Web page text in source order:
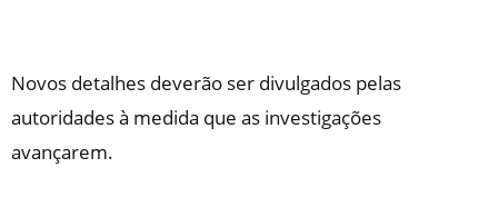
Novos detalhes deverão ser divulgados pelas
autoridades à medida que as investigações
avançarem.